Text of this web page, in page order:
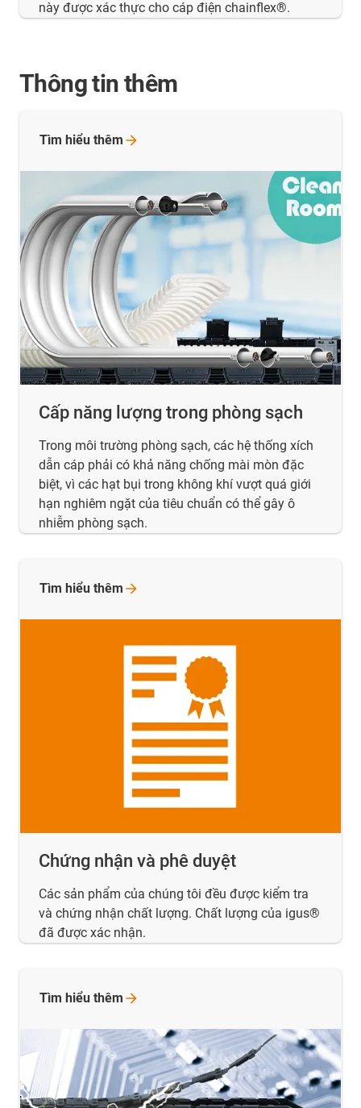
này được xác thực cho cáp điện chainflex®.
Thông tin thêm
Cấp năng lượng trong phòng sạch
Trong môi trường phòng sạch, các hệ thống xích
dẫn cáp phải có khả năng chống mài mòn đặc
biệt, vì các hạt bụi trong không khí vượt quá giới
hạn nghiêm ngặt của tiêu chuẩn có thể gây ô
nhiễm phòng sạch.
Tìm hiểu thêm
Chứng nhận và phê duyệt
Các sản phẩm của chúng tôi đều được kiểm tra
và chứng nhận chất lượng. Chất lượng của igus®
đã được xác nhận.
Tìm hiểu thêm
Tìm hiểu thêm